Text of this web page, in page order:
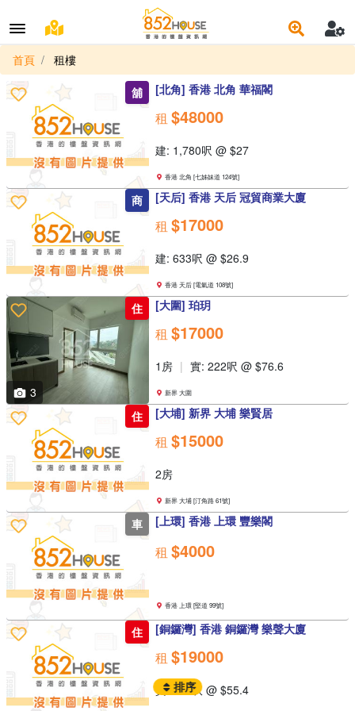
首頁 租樓
舖 [北角] 香港 北角 華福閣
租 $48000
建: 1,780呎 @ $27
香港 北角 [七姊妹道 124號]
商 [天后] 香港 天后 冠貿商業大廈
租 $17000
建: 633呎 @ $26.9
香港 天后 [電氣道 108號]
住
3
[大圍] 珀玥
租 $17000
1房 實: 222呎 @ $76.6
新界 大圍
住 [大埔] 新界 大埔 樂賢居
租 $15000
2房
新界 大埔 [汀角路 61號]
車 [上環] 香港 上環 豐樂閣
租 $4000
香港 上環 [堅道 99號]
住 [銅鑼灣] 香港 銅鑼灣 樂聲大廈
租 $19000
實: 343呎 @ $55.4
排序